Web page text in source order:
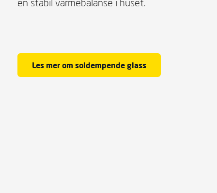
en stabil varmebalanse i huset.
Les mer om soldempende glass